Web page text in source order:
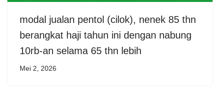
modal jualan pentol (cilok), nenek 85 thn
berangkat haji tahun ini dengan nabung
10rb-an selama 65 thn lebih
Mei 2, 2026